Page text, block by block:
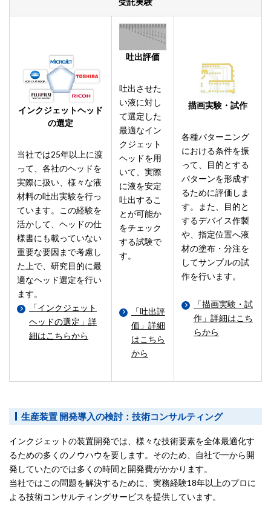
インクジェットヘッド
の選定
当社では25年以上に渡
って、各社のヘッドを
実際に扱い、様々な液
材料の吐出実験を行っ
ています。この経験を
活かして、ヘッドの仕
様書にも載っていない
重要な要因まで考慮し
た上で、研究目的に最
適なヘッド選定を行い
ます。
「インクジェット
ヘッドの選定」詳
細はこちらから
吐出評価
吐出させた
い液に対し
て選定した
最適なイン
クジェット
ヘッドを用
いて、実際
に液を安定
吐出するこ
とが可能か
をチェック
する試験で
す。
「吐出評
価」詳細
はこちら
から
描画実験・試作
各種パターニング
における条件を振
って、目的とする
パターンを形成す
るために評価しま
す。また、目的と
するデバイス作製
や、指定位置へ液
材の塗布・分注を
してサンプルの試
作を行います。
「描画実験・試
作」詳細はこち
らから
生産装置 開発導入の検討：技術コンサルティング
インクジェットの装置開発では、様々な技術要素を全体最適化す
るための多くのノウハウを要します。そのため、自社で一から開
発していたのでは多くの時間と開発費がかかります。
当社ではこの問題を解決するために、実務経験18年以上のプロに
よる技術コンサルティングサービスを提供しています。